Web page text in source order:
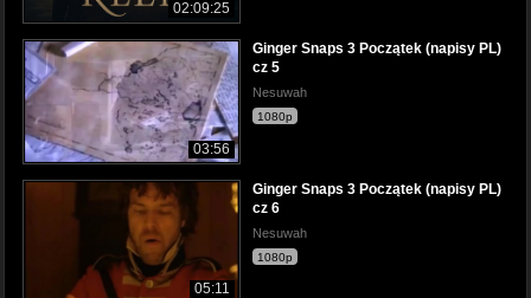
02:09:25
03:56
Ginger Snaps 3 Początek (napisy PL)
cz 5
Nesuwah
1080p
05:11
Ginger Snaps 3 Początek (napisy PL)
cz 6
Nesuwah
1080p